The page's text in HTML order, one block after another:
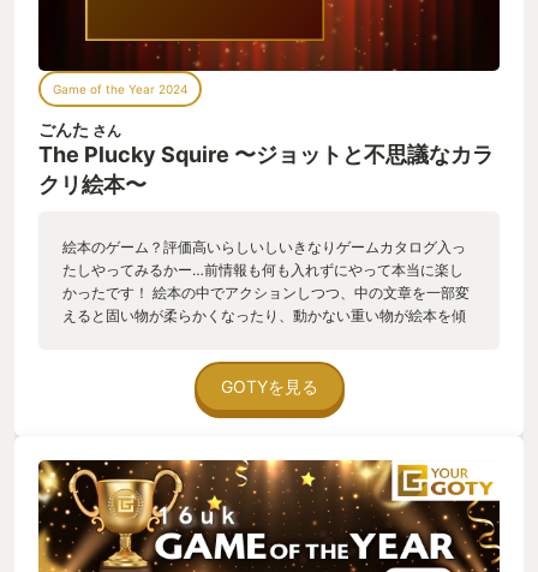
ら遊んでたんじゃない、自分で考えた遊びが楽しいから、自分
の作った世界で遊ぶことが大好きだからゲームにも手を伸ばし
たんだ」 子供の頃、何が楽しくて何に夢中になっていたのか、
そのきっかけを思い出させてくれた こじんまりとした一室の狭
い空間にはいつだって無限の世界が広がっていた、このゲーム
もそうだ 子供が想像する限り、どこに踏み出してもそこは夢の
ようなアトラクションで溢れている そんなキラキラとした純粋
無垢な輝きの結晶を私はこの絵本の世界で見つけたのです それ
がとても嬉しかった、そして何より楽しかった こんなに余計な
会えないんだろうな…出会えたらいいな
Game of the Year 2024
ごんた さん
The Plucky Squire 〜ジョットと不思議なカラ
クリ絵本〜
絵本のゲーム？評価高いらしいしいきなりゲームカタログ入っ
たしやってみるかー…前情報も何も入れずにやって本当に楽し
かったです！ 絵本の中でアクションしつつ、中の文章を一部変
えると固い物が柔らかくなったり、動かない重い物が絵本を傾
の机の上まで冒険したり！よくこんな発想思いつくなーととて
も感心した作品です。 絵本の中では当然ながら2D、外に出たら
3Dのアクションと操作が変わるのも良かったです。ボス毎に戦
ういうゲームをやると自分の発想力の無さを痛感するし普段全
くしない物作りをしてみたいなーと思わせてくれるので、とて
も為になった出合いでした！もっと色んな発想の作品に触れた
いなー！
GOTYを見る